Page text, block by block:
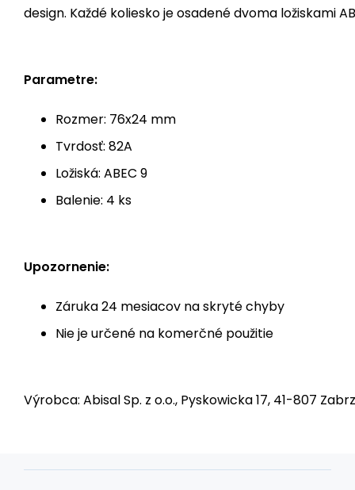
design. Každé koliesko je osadené dvoma ložiskami
Parametre:
Rozmer: 76x24 mm
Tvrdosť: 82A
Ložiská: ABEC 9
Balenie: 4 ks
Upozornenie:
Záruka 24 mesiacov na skryté chyby
Nie je určené na komerčné použitie
Výrobca: Abisal Sp. z o.o., Pyskowicka 17, 41-807